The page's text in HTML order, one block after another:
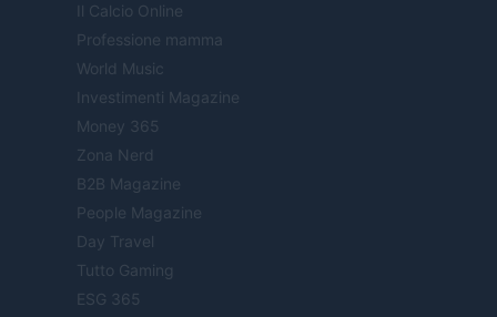
Il Calcio Online
Professione mamma
World Music
Investimenti Magazine
Money 365
Zona Nerd
B2B Magazine
People Magazine
Day Travel
Tutto Gaming
ESG 365